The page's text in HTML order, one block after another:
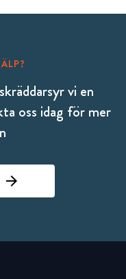
vi en
oss idag för mer